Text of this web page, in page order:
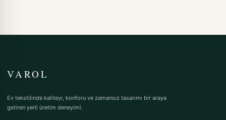
VAROL
Ev tekstilinde kaliteyi, konforu ve zamansız tasarımı bir araya
getiren yerli üretim deneyimi.